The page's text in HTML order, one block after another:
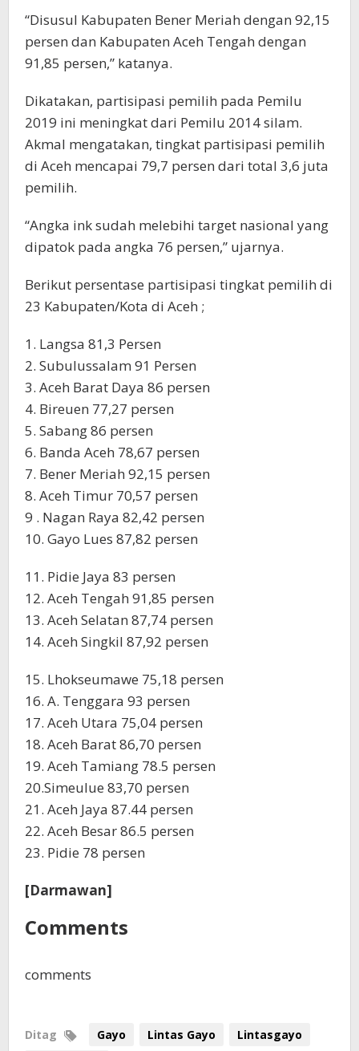
“Disusul Kabupaten Bener Meriah dengan 92,15
persen dan Kabupaten Aceh Tengah dengan
91,85 persen,” katanya.
Dikatakan, partisipasi pemilih pada Pemilu
2019 ini meningkat dari Pemilu 2014 silam.
Akmal mengatakan, tingkat partisipasi pemilih
di Aceh mencapai 79,7 persen dari total 3,6 juta
pemilih.
“Angka ink sudah melebihi target nasional yang
dipatok pada angka 76 persen,” ujarnya.
Berikut persentase partisipasi tingkat pemilih di
23 Kabupaten/Kota di Aceh ;
1. Langsa 81,3 Persen
2. Subulussalam 91 Persen
3. Aceh Barat Daya 86 persen
4. Bireuen 77,27 persen
5. Sabang 86 persen
6. Banda Aceh 78,67 persen
7. Bener Meriah 92,15 persen
8. Aceh Timur 70,57 persen
9 . Nagan Raya 82,42 persen
10. Gayo Lues 87,82 persen
11. Pidie Jaya 83 persen
12. Aceh Tengah 91,85 persen
13. Aceh Selatan 87,74 persen
14. Aceh Singkil 87,92 persen
15. Lhokseumawe 75,18 persen
16. A. Tenggara 93 persen
17. Aceh Utara 75,04 persen
18. Aceh Barat 86,70 persen
19. Aceh Tamiang 78.5 persen
20.Simeulue 83,70 persen
21. Aceh Jaya 87.44 persen
22. Aceh Besar 86.5 persen
23. Pidie 78 persen
[Darmawan]
Comments
comments
Ditag Gayo Lintas Gayo
Lintasgayo